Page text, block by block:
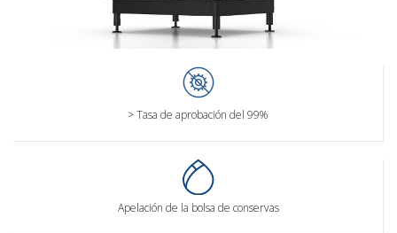
> Tasa de aprobación del 99%
Apelación de la bolsa de conservas